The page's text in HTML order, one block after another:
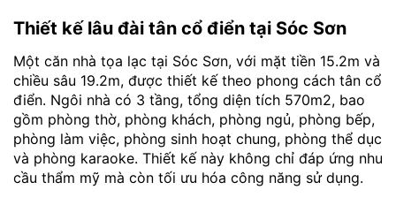
Thiết kế lâu đài tân cổ điển tại Sóc Sơn
Một căn nhà tọa lạc tại Sóc Sơn, với mặt tiền 15.2m và
chiều sâu 19.2m, được thiết kế theo phong cách tân cổ
điển. Ngôi nhà có 3 tầng, tổng diện tích 570m2, bao
gồm phòng thờ, phòng khách, phòng ngủ, phòng bếp,
phòng làm việc, phòng sinh hoạt chung, phòng thể dục
và phòng karaoke. Thiết kế này không chỉ đáp ứng nhu
cầu thẩm mỹ mà còn tối ưu hóa công năng sử dụng.